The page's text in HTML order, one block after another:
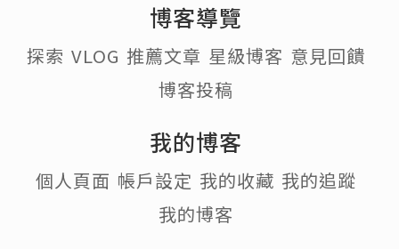
博客導覽
探索 VLOG 推薦文章 星級博客 意見回饋
博客投稿
我的博客
個人頁面 帳戶設定 我的收藏 我的追蹤
我的博客